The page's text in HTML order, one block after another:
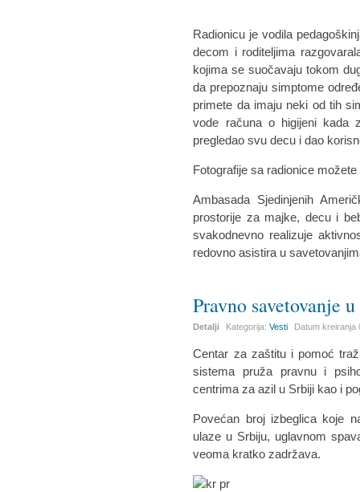
Radionicu je vodila
decom i roditeljima
kojima se suočavaju tokom
da prepoznaju simptome
primete da imaju neki od tih
vode računa o higijeni kada
pregledao svu decu i dao
Fotografije sa radionice
Ambasada Sjedinjenih
prostorije za majke, decu i
svakodnevno realizuje
redovno asistira u
Pravno savetovanje
Detalji Kategorija:Vesti Datum kreiranja
Centar za zaštitu i pomoć
sistema pruža pravnu i
centrima za azil u Srbiji kao i
Povećan broj izbeglica koje
ulaze u Srbiju, uglavnom
veoma kratko zadržava.